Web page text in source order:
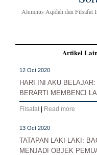
Alumnus Aqidah dan Filsafat
Artikel
12 Oct 2020
HARI INI AKU
BERARTI MEMBENCI
Filsafat Read more
13 Oct 2020
TATAPAN LAKI-LAKI:
MENJADI OBJEK